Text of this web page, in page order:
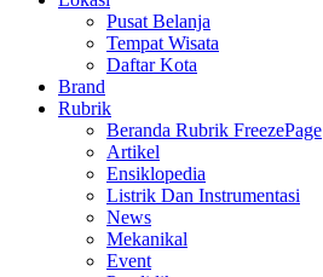
Pusat Belanja
Tempat Wisata
Daftar Kota
Brand
Rubrik
Beranda Rubrik FreezePage
Artikel
Ensiklopedia
Listrik Dan Instrumentasi
News
Mekanikal
Event